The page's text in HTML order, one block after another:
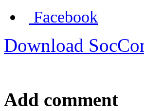
Facebook
Download
Add comment